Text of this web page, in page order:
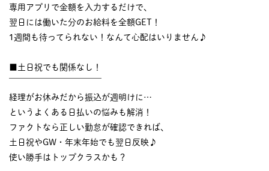
専用アプリで金額を入力するだけで、
翌日には働いた分のお給料を全額GET！
1週間も待ってられない！なんて心配はいりません♪
■土日祝でも関係なし！
経理がお休みだから振込が週明けに…
というよくある日払いの悩みも解消！
ファクトなら正しい勤怠が確認できれば、
土日祝やGW・年末年始でも翌日反映♪
使い勝手はトップクラスかも？